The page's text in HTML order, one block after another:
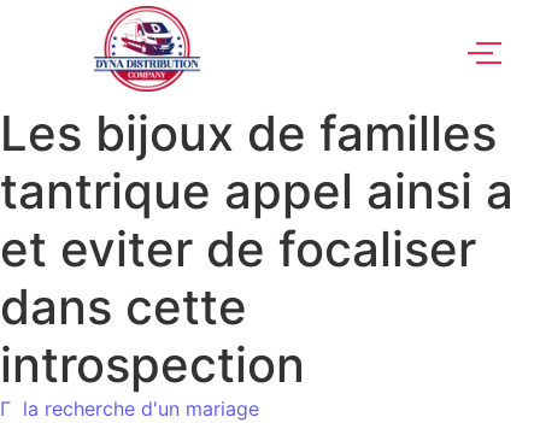
Les bijoux de familles
tantrique appel ainsi a
et eviter de focaliser
dans cette
introspection
Г la recherche d'un mariage